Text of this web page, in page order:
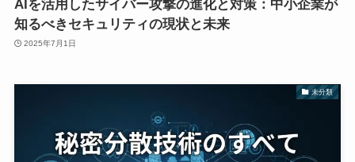
AIを活用したサイバー攻撃の進化と対策：中小企業が
知るべきセキュリティの現状と未来
2025年7月1日
未分類